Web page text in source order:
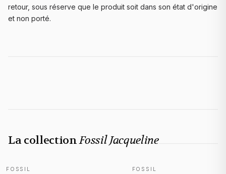
retour, sous réserve que le produit soit dans son état d'origine
et non porté.
La collectionFossil Jacqueline
FOSSIL FOSSIL